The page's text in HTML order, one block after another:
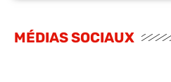
MÉDIAS SOCIAUX